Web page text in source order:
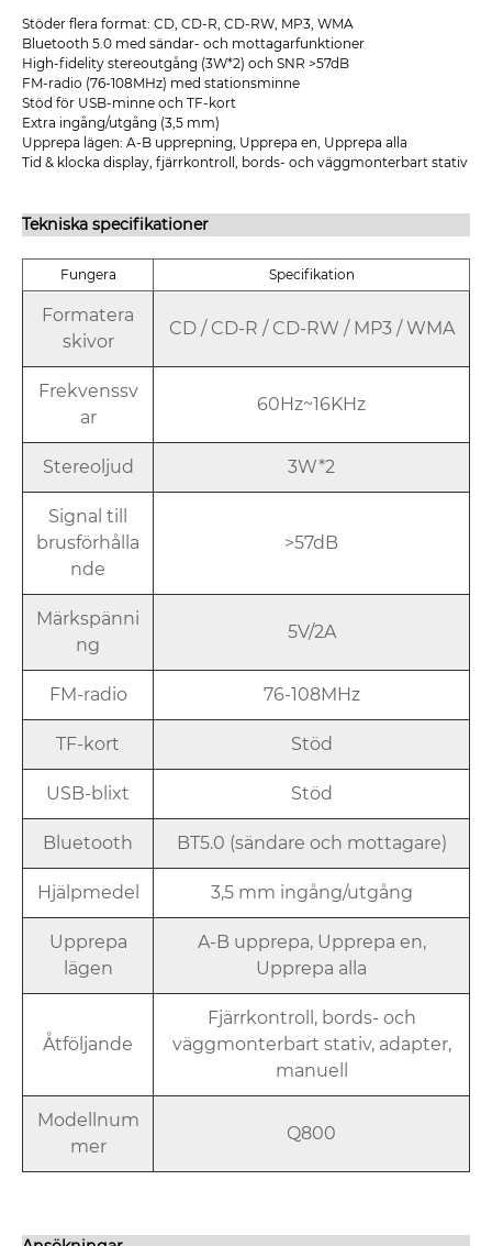
Stöder flera format: CD, CD-R, CD-RW, MP3, WMA
Bluetooth 5.0 med sändar- och mottagarfunktioner
High-fidelity stereoutgång (3W*2) och SNR >57dB
FM-radio (76-108MHz) med stationsminne
Stöd för USB-minne och TF-kort
Extra ingång/utgång (3,5 mm)
Upprepa lägen: A-B upprepning, Upprepa en, Upprepa alla
Tid & klocka display, fjärrkontroll, bords- och väggmonterbart stativ
Tekniska specifikationer
Fungera Specifikation
Formatera
skivor
CD / CD-R / CD-RW / MP3 / WMA
Frekvenssv
ar
60Hz~16KHz
Stereoljud 3W*2
Signal till
brusförhålla
nde
>57dB
Märkspänni
ng
5V/2A
FM-radio 76-108MHz
TF-kort Stöd
USB-blixt Stöd
Bluetooth BT5.0 (sändare och mottagare)
Hjälpmedel 3,5 mm ingång/utgång
Upprepa
lägen
A-B upprepa, Upprepa en,
Upprepa alla
Åtföljande
Fjärrkontroll, bords- och
väggmonterbart stativ, adapter,
manuell
Modellnum
mer
Q800